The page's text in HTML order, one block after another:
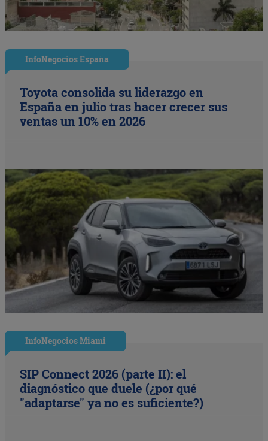
InfoNegocios España
Toyota consolida su liderazgo en
España en julio tras hacer crecer sus
ventas un 10% en 2026
InfoNegocios Miami
SIP Connect 2026 (parte II): el
diagnóstico que duele (¿por qué
"adaptarse" ya no es suficiente?)